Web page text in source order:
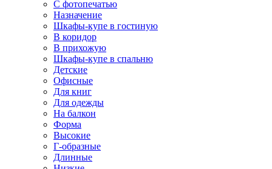
С фотопечатью
Назначение
Шкафы-купе в гостиную
В коридор
В прихожую
Шкафы-купе в спальню
Детские
Офисные
Для книг
Для одежды
На балкон
Форма
Высокие
Г-образные
Длинные